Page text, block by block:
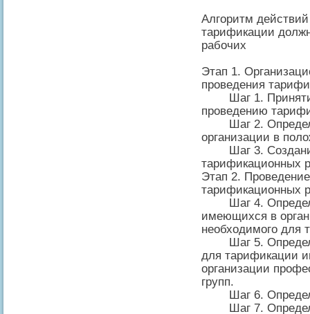
Алгоритм
тарификации
рабочих
Этап 1.
проведения
Шаг 1. Принятие
проведению
Шаг 2.
организации в
Шаг 3. Создание
тарификационных
Этап 2.
тарификационных
Шаг 4.
имеющихся в
необходимого для
Шаг 5.
для тарификации
организации
групп.
Шаг 6.
Шаг 7.